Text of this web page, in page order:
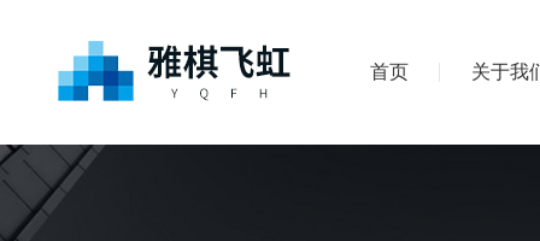
首页 关于我